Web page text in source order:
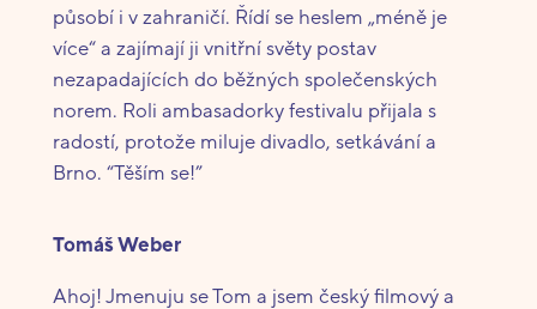
působí i v zahraničí. Řídí se heslem „méně je
více“ a zajímají ji vnitřní světy postav
nezapadajících do běžných společenských
norem. Roli ambasadorky festivalu přijala s
radostí, protože miluje divadlo, setkávání a
Brno. “Těším se!”
Tomáš Weber
Ahoj! Jmenuju se Tom a jsem český filmový a